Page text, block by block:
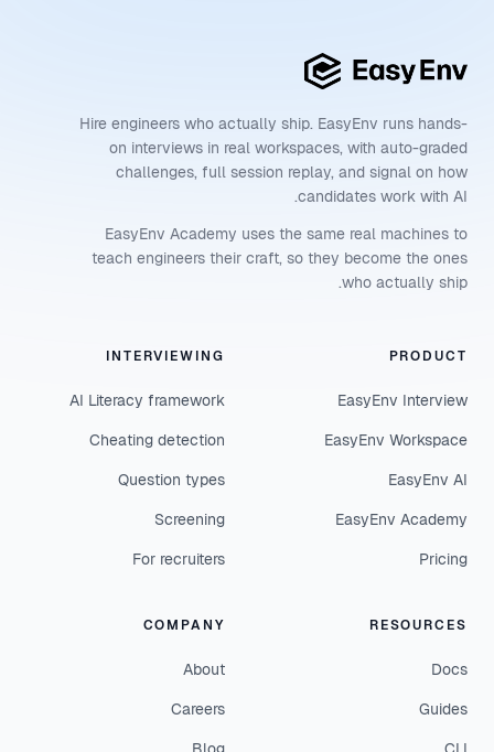
Hire engineers who actually ship. EasyEnv runs hands-
on interviews in real workspaces, with auto-graded
challenges, full session replay, and signal on how
candidates work with AI.
EasyEnv Academy uses the same real machines to
teach engineers their craft, so they become the ones
who actually ship.
PRODUCT
EasyEnv Interview
EasyEnv Workspace
EasyEnv AI
EasyEnv Academy
Pricing
INTERVIEWING
AI Literacy framework
Cheating detection
Question types
Screening
For recruiters
RESOURCES
Docs
Guides
COMPANY
About
Careers